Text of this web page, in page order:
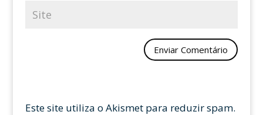
Este site utiliza o Akismet para reduzir spam.